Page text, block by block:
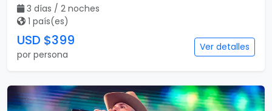
3 días / 2 noches
1 país(es)
USD $399
por persona
Ver detalles